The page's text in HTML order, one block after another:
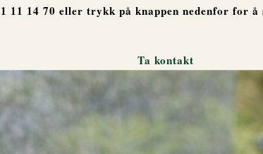
11 14 70 eller trykk på knappen nedenfor for å
Ta kontakt